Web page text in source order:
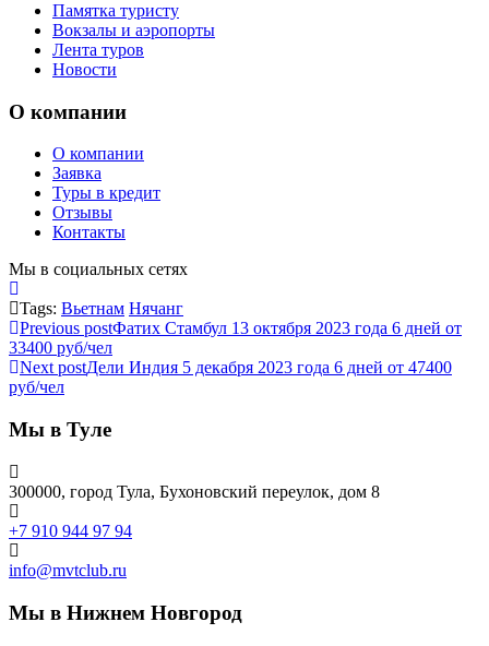
Памятка туристу
Вокзалы и аэропорты
Лента туров
Новости
О компании
О компании
Заявка
Туры в кредит
Отзывы
Контакты
Мы в социальных сетях
Tags: Вьетнам Нячанг
Previous postФатих Стамбул 13 октября 2023 года 6 дней от
33400 руб/чел
Next postДели Индия 5 декабря 2023 года 6 дней от 47400
руб/чел
Мы в Туле
300000, город Тула, Бухоновский переулок, дом 8
+7 910 944 97 94
info@mvtclub.ru
Мы в Нижнем Новгород